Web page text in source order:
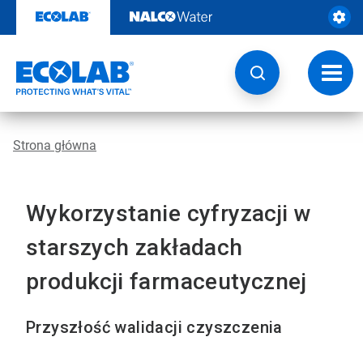
zawartości
Strona główna
Wykorzystanie cyfryzacji w
starszych zakładach
produkcji farmaceutycznej
Przyszłość walidacji czyszczenia